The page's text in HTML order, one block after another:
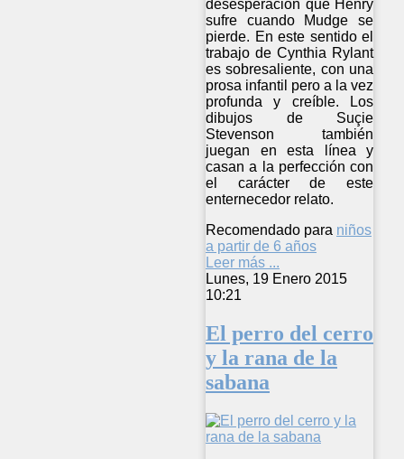
desesperación que Henry
sufre cuando Mudge se
pierde. En este sentido el
trabajo de Cynthia Rylant
es sobresaliente, con una
prosa infantil pero a la vez
profunda y creíble. Los
dibujos de Suçie
Stevenson también
juegan en esta línea y
casan a la perfección con
el carácter de este
enternecedor relato.
Recomendado para niños
a partir de 6 años
Leer más ...
Lunes, 19 Enero 2015
10:21
El perro del cerro
y la rana de la
sabana